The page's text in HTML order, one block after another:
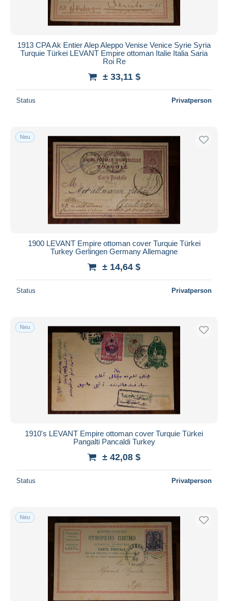
1913 CPA Ak Entier Alep Aleppo Venise Venice Syrie Syria
Turquie Türkei LEVANT Empire ottoman Italie Italia Saria
Roi Re
± 33,11 $
Status Privatperson
Neu
1900 LEVANT Empire ottoman cover Turquie Türkei
Turkey Gerlingen Germany Allemagne
± 14,64 $
Status Privatperson
Neu
1910's LEVANT Empire ottoman cover Turquie Türkei
Pangalti Pancaldi Turkey
± 42,08 $
Status Privatperson
Neu